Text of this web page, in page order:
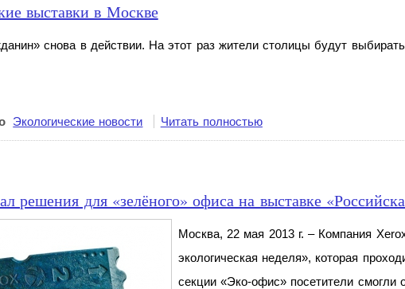
выставки в Москве
снова в действии. На этот раз жители столицы будут
Экологические новости Читать полностью
решения для «зелёного» офиса на выставке
Москва, 22 мая 2013 г. – Компания
экологическая неделя», которая
секции «Эко-офис» посетители смогли